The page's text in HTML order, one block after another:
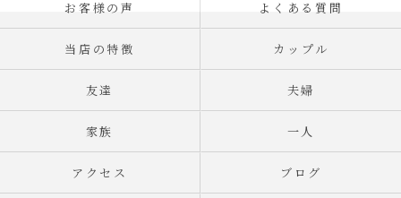
お客様の声 よくある質問
当店の特徴 カップル
友達 夫婦
家族 一人
アクセス ブログ